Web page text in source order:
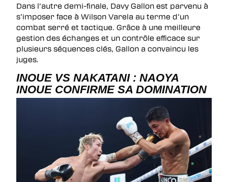
Dans l’autre demi-finale, Davy Gallon est parvenu à
s’imposer face à Wilson Varela au terme d’un
combat serré et tactique. Grâce à une meilleure
gestion des échanges et un contrôle efficace sur
plusieurs séquences clés, Gallon a convaincu les
juges.
INOUE VS NAKATANI : NAOYA
INOUE CONFIRME SA DOMINATION